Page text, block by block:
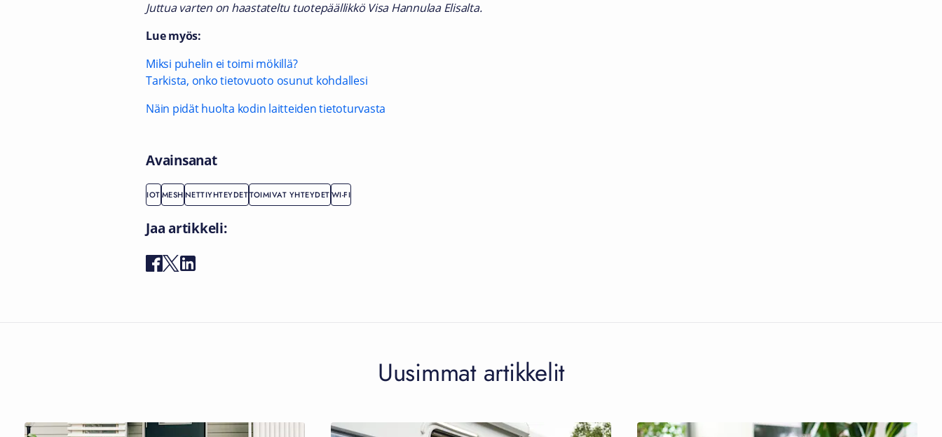
Juttua varten on haastateltu tuotepäällikkö Visa Hannulaa Elisalta.
Lue myös:
Miksi puhelin ei toimi mökillä?
Tarkista, onko tietovuoto osunut kohdallesi
Näin pidät huolta kodin laitteiden tietoturvasta
Avainsanat
IOTMESHNETTIYHTEYDETTOIMIVAT YHTEYDETWI-FI
Jaa artikkeli:
Uusimmat artikkelit